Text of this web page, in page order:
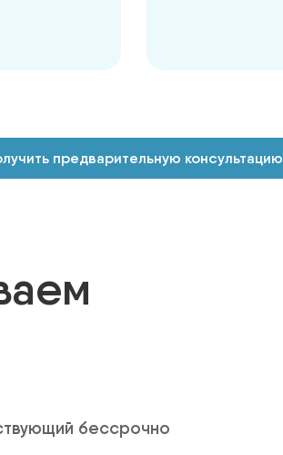
предварительную консультацию
бессрочно